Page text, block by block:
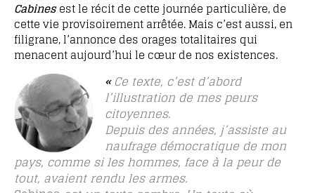
Cabinesest le récit de cette journée particulière, de
cette vie provisoirement arrêtée. Mais c’est aussi, en
filigrane, l’annonce des orages totalitaires qui
menacent aujourd’hui le cœur de nos existences.
«Ce texte, c’est d’abord
l’illustration de mes peurs
citoyennes.
Depuis des années, j’assiste au
naufrage démocratique de mon
pays, comme si les hommes, face à la peur de
tout, avaient rendu les armes.